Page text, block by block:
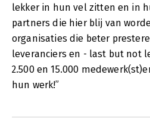
lekker in hun vel zitten en in
partners die hier blij van
organisaties die beter
leveranciers en - last but not
2.500 en 15.000
hun werk!”